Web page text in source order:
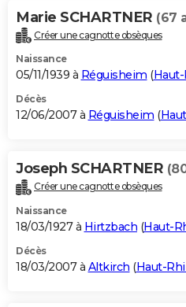
Marie SCHARTNER (67
Créer une cagnotte obsèques
Naissance
05/11/1939 à Réguisheim (
Décès
12/06/2007 à Réguisheim (
Joseph SCHARTNER
Créer une cagnotte obsèques
Naissance
18/03/1927 à Hirtzbach (Haut-
Décès
18/03/2007 à Altkirch (Haut-